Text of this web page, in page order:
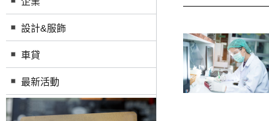
設計&服飾
車貸
最新活動